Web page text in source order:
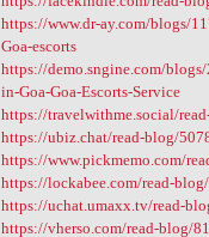
https://www.dr-ay.com/blogs/
Goa-escorts
https://demo.sngine.com/
in-Goa-Goa-Escorts-Service
https://travelwithme.social/
https://ubiz.chat/read-blog/
https://www.pickmemo.com/
https://lockabee.com/read-
https://uchat.umaxx.tv/read-
https://vherso.com/read-blog/